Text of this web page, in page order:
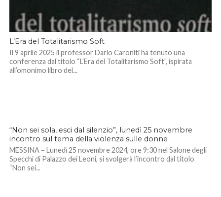
L’Era del Totalitarismo Soft
Il 9 aprile 2025 il professor Dario Caroniti ha tenuto una
conferenza dal titolo “L’Era del Totalitarismo Soft”, ispirata
all’omonimo libro del...
“Non sei sola, esci dal silenzio”, lunedì 25 novembre
incontro sul tema della violenza sulle donne
MESSINA – Lunedì 25 novembre 2024, ore 9:30 nel Salone degli
Specchi di Palazzo dei Leoni, si svolgerà l’incontro dal titolo
“Non sei...